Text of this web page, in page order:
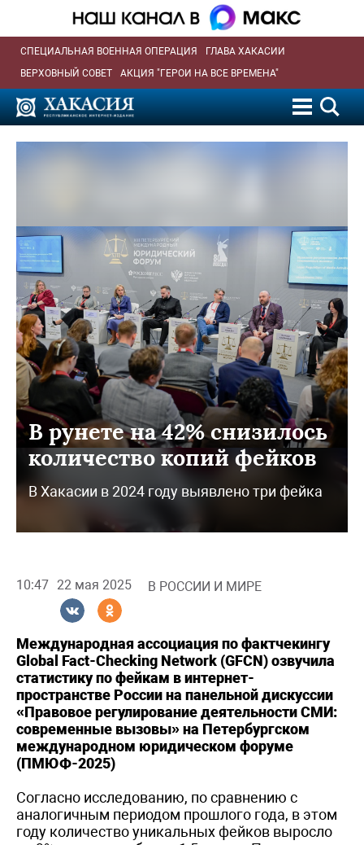
СПЕЦИАЛЬНАЯ ВОЕННАЯ ОПЕРАЦИЯ
ГЛАВА ХАКАСИИ
ВЕРХОВНЫЙ СОВЕТ
АКЦИЯ "ГЕРОИ НА ВСЕ ВРЕМЕНА"
В рунете на 42% снизилось
количество копий фейков
В Хакасии в 2024 году выявлено три фейка
10:47 22 мая 2025 В РОССИИ И МИРЕ
Международная ассоциация по фактчекингу
Global Fact-Checking Network (GFCN) озвучила
статистику по фейкам в интернет-
пространстве России на панельной дискуссии
«Правовое регулирование деятельности СМИ:
современные вызовы» на Петербургском
международном юридическом форуме
(ПМЮФ-2025)
Согласно исследованию, по сравнению с
аналогичным периодом прошлого года, в этом
году количество уникальных фейков выросло